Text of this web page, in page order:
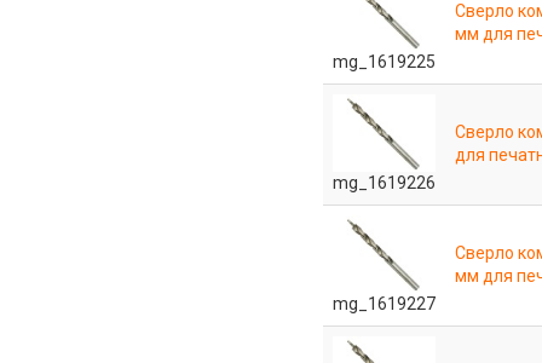
mg_1619225
Сверло
мм для
mg_1619226
Сверло
для
mg_1619227
Сверло
мм для